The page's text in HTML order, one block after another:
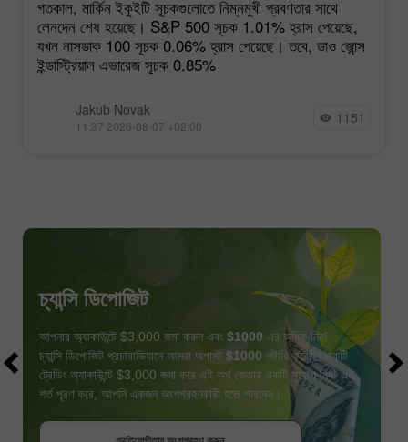
গতকাল, মার্কিন ইকুইটি সূচকগুলোতে নিম্নমুখী প্রবণতার সাথে
লেনদেন শেষ হয়েছে। S&P 500 সূচক 1.01% হ্রাস পেয়েছে,
যখন নাসডাক 100 সূচক 0.06% হ্রাস পেয়েছে। তবে, ডাও জোন্স
ইন্ডাস্ট্রিয়াল এভারেজ সূচক 0.85%
Jakub Novak
11:37 2026-08-07 +02:00 1151
চ্যান্সি ডিপোজিট
আপনার অ্যাকাউন্টে $3,000 জমা করুন এবং $1000 এর অধিক নিন!
চ্যান্সি ডিপোজিট প্রচারাভিযানে আমরা অগাস্ট $1000 লটারি করেছি! একটি
ট্রেডিং অ্যাকাউন্টে $3,000 জমা করে এই অর্থ জেতার একটি সুযোগ নিন! এই
শর্ত পূরণ করে, আপনি একজন অংশগ্রহণকারী হতে পারবেন।
প্রতিযোগীতায় অংশগ্রহণ করুন